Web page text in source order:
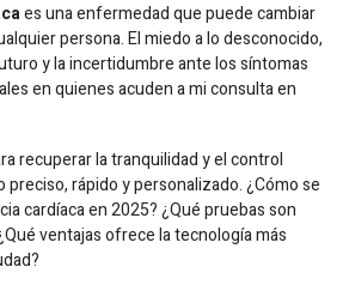
es una enfermedad que puede cambiar
persona. El miedo a lo desconocido,
y la incertidumbre ante los síntomas
en quienes acuden a mi consulta en
recuperar la tranquilidad y el control
rápido y personalizado. ¿Cómo se
cardíaca en 2025? ¿Qué pruebas son
ventajas ofrece la tecnología más